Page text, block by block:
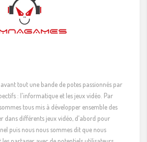
tout une bande de potes passionnés par
: l'informatique et les jeux vidéo. Par
tous mis à développer ensemble des
dans différents jeux vidéo, d'abord pour
puis nous nous sommes dit que nous